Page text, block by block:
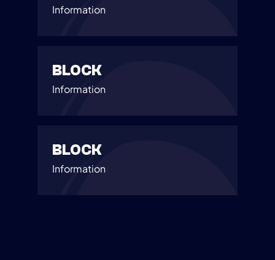
Information
BLOCK
Information
BLOCK
Information